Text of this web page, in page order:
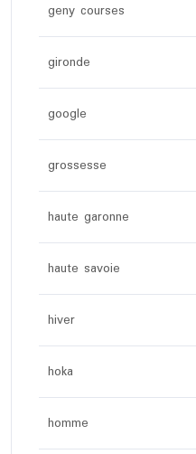
geny courses
gironde
google
grossesse
haute garonne
haute savoie
hiver
hoka
homme